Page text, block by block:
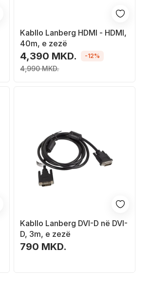
Kabllo Lanberg HDMI - HDMI,
40m, e zezë
4,390 MKD.
4,990 MKD.
-12%
Kabllo Lanberg DVI-D në DVI-
D, 3m, e zezë
790 MKD.